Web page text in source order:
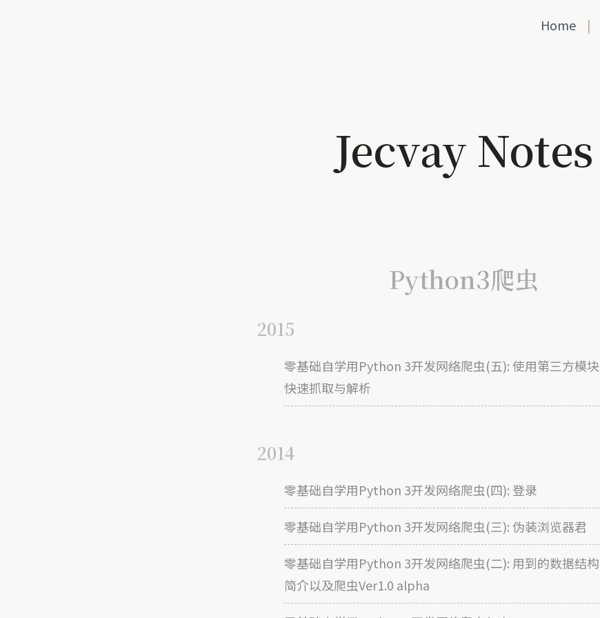
Home |
Jecvay Notes
Python3爬虫
2015
零基础自学用Python 3开发网络爬虫(五): 使用第三方模块
快速抓取与解析
2014
零基础自学用Python 3开发网络爬虫(四): 登录
零基础自学用Python 3开发网络爬虫(三): 伪装浏览器君
零基础自学用Python 3开发网络爬虫(二): 用到的数据结构
简介以及爬虫Ver1.0 alpha